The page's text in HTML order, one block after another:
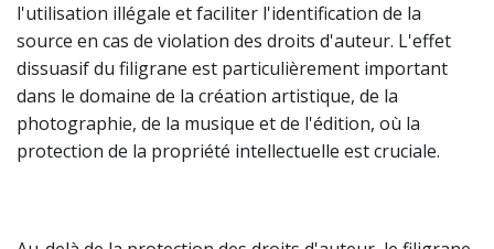
l'utilisation illégale et faciliter l'identification de la
source en cas de violation des droits d'auteur. L'effet
dissuasif du filigrane est particulièrement important
dans le domaine de la création artistique, de la
photographie, de la musique et de l'édition, où la
protection de la propriété intellectuelle est cruciale.